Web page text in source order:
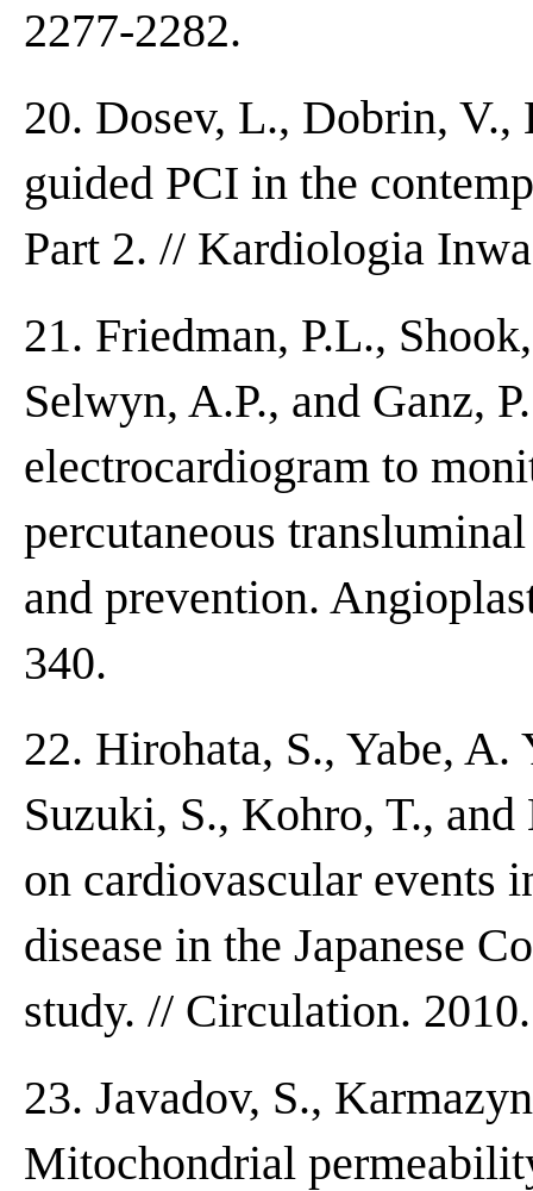
2277-2282.
20. Dosev, L., Dobrin,
guided PCI in the
Part 2. // Kardiologia
21. Friedman, P.L.,
Selwyn, A.P., and Ganz,
electrocardiogram to
percutaneous
and prevention.
340.
22. Hirohata, S., Yabe,
Suzuki, S., Kohro, T.,
on cardiovascular events
disease in the Japanese
study. // Circulation.
23. Javadov, S.,
Mitochondrial